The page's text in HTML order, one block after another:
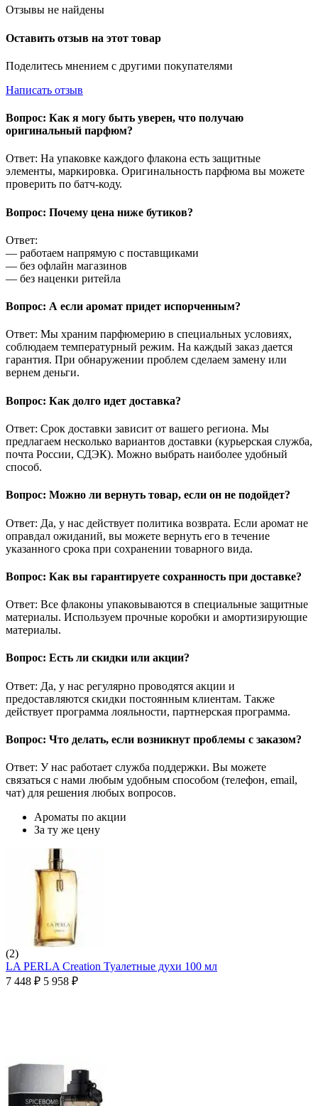
Отзывы не найдены
Оставить отзыв на этот товар
Поделитесь мнением с другими покупателями
Написать отзыв
Вопрос: Как я могу быть уверен, что получаю
оригинальный парфюм?
Ответ: На упаковке каждого флакона есть защитные
элементы, маркировка. Оригинальность парфюма вы можете
проверить по батч-коду.
Вопрос: Почему цена ниже бутиков?
Ответ:
— работаем напрямую с поставщиками
— без офлайн магазинов
— без наценки ритейла
Вопрос: А если аромат придет испорченным?
Ответ: Мы храним парфюмерию в специальных условиях,
соблюдаем температурный режим. На каждый заказ дается
гарантия. При обнаружении проблем сделаем замену или
вернем деньги.
Вопрос: Как долго идет доставка?
Ответ: Срок доставки зависит от вашего региона. Мы
предлагаем несколько вариантов доставки (курьерская служба,
почта России, СДЭК). Можно выбрать наиболее удобный
способ.
Вопрос: Можно ли вернуть товар, если он не подойдет?
Ответ: Да, у нас действует политика возврата. Если аромат не
оправдал ожиданий, вы можете вернуть его в течение
указанного срока при сохранении товарного вида.
Вопрос: Как вы гарантируете сохранность при доставке?
Ответ: Все флаконы упаковываются в специальные защитные
материалы. Используем прочные коробки и амортизирующие
материалы.
Вопрос: Есть ли скидки или акции?
Ответ: Да, у нас регулярно проводятся акции и
предоставляются скидки постоянным клиентам. Также
действует программа лояльности, партнерская программа.
Вопрос: Что делать, если возникнут проблемы с заказом?
Ответ: У нас работает служба поддержки. Вы можете
связаться с нами любым удобным способом (телефон, email,
чат) для решения любых вопросов.
Ароматы по акции
За ту же цену
(2)
LA PERLA Creation Туалетные духи 100 мл
7 448 ₽ 5 958 ₽